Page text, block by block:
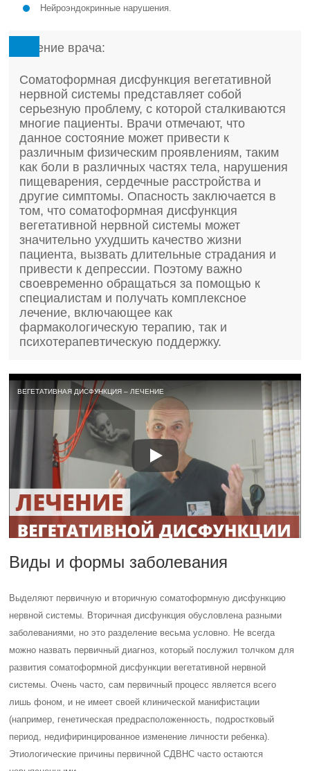
Нейроэндокринные нарушения.
Мнение врача:
Соматоформная дисфункция вегетативной
нервной системы представляет собой
серьезную проблему, с которой сталкиваются
многие пациенты. Врачи отмечают, что
данное состояние может привести к
различным физическим проявлениям, таким
как боли в различных частях тела, нарушения
пищеварения, сердечные расстройства и
другие симптомы. Опасность заключается в
том, что соматоформная дисфункция
вегетативной нервной системы может
значительно ухудшить качество жизни
пациента, вызвать длительные страдания и
привести к депрессии. Поэтому важно
своевременно обращаться за помощью к
специалистам и получать комплексное
лечение, включающее как
фармакологическую терапию, так и
психотерапевтическую поддержку.
ВЕГЕТАТИВНАЯ ДИСФУНКЦИЯ – ЛЕЧЕНИЕ
Виды и формы заболевания
Выделяют первичную и вторичную соматоформную дисфункцию
нервной системы. Вторичная дисфункция обусловлена разными
заболеваниями, но это разделение весьма условно. Не всегда
можно назвать первичный диагноз, который послужил толчком для
развития соматоформной дисфункции вегетативной нервной
системы. Очень часто, сам первичный процесс является всего
лишь фоном, и не имеет своей клинической манифистации
(например, генетическая предрасположенность, подростковый
период, недифиринцированное изменение личности ребенка).
Этиологические причины первичной СДВНС часто остаются